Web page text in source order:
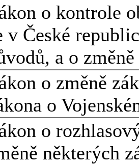
o kontrole
v České
a o
o změně
o
o
některých